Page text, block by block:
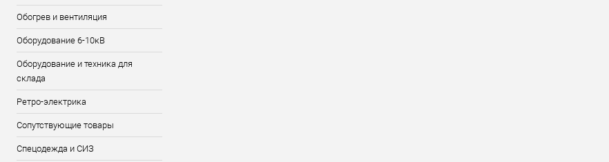
Обогрев и вентиляция
Оборудование 6-10кВ
Оборудование и техника для
склада
Ретро-электрика
Сопутствующие товары
Спецодежда и СИЗ